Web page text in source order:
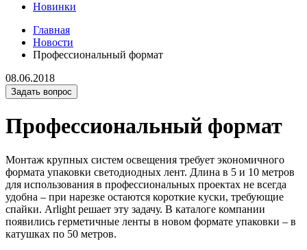
Новинки
Главная
Новости
Профессиональный формат
08.06.2018
Задать вопрос
Профессиональный формат
Монтаж крупных систем освещения требует экономичного
формата упаковки светодиодных лент. Длина в 5 и 10 метров
для использования в профессиональных проектах не всегда
удобна – при нарезке остаются короткие куски, требующие
спайки. Arlight решает эту задачу. В каталоге компании
появились герметичные ленты в новом формате упаковки – в
катушках по 50 метров.